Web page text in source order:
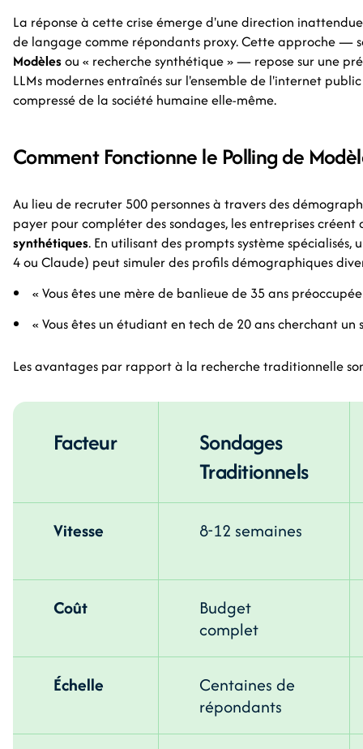
La réponse à cette crise émerge d'une direction
de langage comme répondants proxy. Cette approche —
Modèlesou « recherche synthétique » — repose sur une
LLMs modernes entraînés sur l'ensemble de l'internet
compressé de la société humaine elle-même.
Comment Fonctionne le Polling de
Au lieu de recruter 500 personnes à travers des
payer pour compléter des sondages, les entreprises créent
synthétiques. En utilisant des prompts système spécialisés,
4 ou Claude) peut simuler des profils démographiques
« Vous êtes une mère de banlieue de 35 ans
« Vous êtes un étudiant en tech de 20 ans cherchant
Les avantages par rapport à la recherche traditionnelle
Facteur
Sondages
Traditionnels
Vitesse 8-12 semaines
Coût
Budget
complet
Échelle
Centaines de
répondants